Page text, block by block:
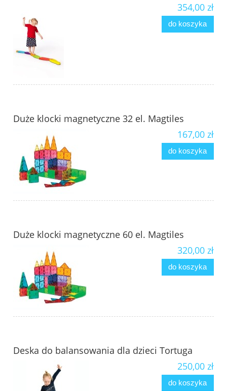
354,00 zł
do koszyka
Duże klocki magnetyczne 32 el. Magtiles
167,00 zł
do koszyka
Duże klocki magnetyczne 60 el. Magtiles
320,00 zł
do koszyka
Deska do balansowania dla dzieci Tortuga
250,00 zł
do koszyka